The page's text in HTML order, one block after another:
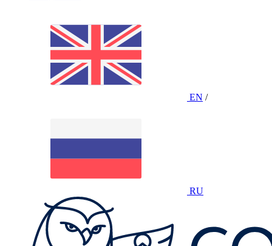
EN /
RU